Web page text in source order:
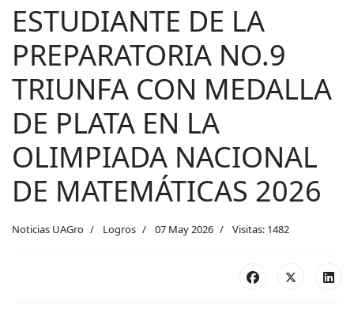
ESTUDIANTE DE LA
PREPARATORIA NO.9
TRIUNFA CON MEDALLA
DE PLATA EN LA
OLIMPIADA NACIONAL
DE MATEMÁTICAS 2026
Noticias UAGro Logros 07 May 2026 Visitas: 1482